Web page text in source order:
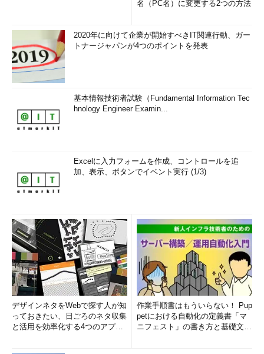
名（PC名）に変更する2つの方法
2020年に向けて企業が開始すべきIT関連行動、ガー
トナージャパンが4つのポイントを発表
基本情報技術者試験（Fundamental Information Tec
hnology Engineer Examin...
Excelに入力フォームを作成、コントロールを追
加、表示、ボタンでイベント実行 (1/3)
デザインネタをWebで探す人が知
っておきたい、日ごろのネタ収集
と活用を効率化する4つのアプリ
作業手順書はもういらない！ Pup
petにおける自動化の定義書「マ
ニフェスト」の書き方と基礎文法